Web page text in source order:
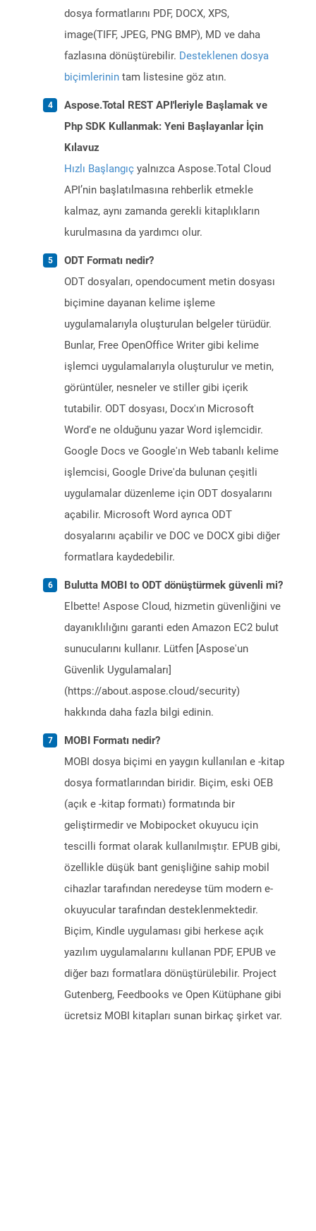
dosya formatlarını PDF, DOCX, XPS,
image(TIFF, JPEG, PNG BMP), MD ve daha
fazlasına dönüştürebilir. Desteklenen dosya
biçimlerinin tam listesine göz atın.
Aspose.Total REST API'leriyle Başlamak ve
Php SDK Kullanmak: Yeni Başlayanlar İçin
Kılavuz
Hızlı Başlangıç yalnızca Aspose.Total Cloud
API’nin başlatılmasına rehberlik etmekle
kalmaz, aynı zamanda gerekli kitaplıkların
kurulmasına da yardımcı olur.
ODT Formatı nedir?
ODT dosyaları, opendocument metin dosyası
biçimine dayanan kelime işleme
uygulamalarıyla oluşturulan belgeler türüdür.
Bunlar, Free OpenOffice Writer gibi kelime
işlemci uygulamalarıyla oluşturulur ve metin,
görüntüler, nesneler ve stiller gibi içerik
tutabilir. ODT dosyası, Docx'ın Microsoft
Word'e ne olduğunu yazar Word işlemcidir.
Google Docs ve Google'ın Web tabanlı kelime
işlemcisi, Google Drive'da bulunan çeşitli
uygulamalar düzenleme için ODT dosyalarını
açabilir. Microsoft Word ayrıca ODT
dosyalarını açabilir ve DOC ve DOCX gibi diğer
formatlara kaydedebilir.
Bulutta MOBI to ODT dönüştürmek güvenli mi?
Elbette! Aspose Cloud, hizmetin güvenliğini ve
dayanıklılığını garanti eden Amazon EC2 bulut
sunucularını kullanır. Lütfen [Aspose'un
Güvenlik Uygulamaları]
(https://about.aspose.cloud/security)
hakkında daha fazla bilgi edinin.
MOBI Formatı nedir?
MOBI dosya biçimi en yaygın kullanılan e -kitap
dosya formatlarından biridir. Biçim, eski OEB
(açık e -kitap formatı) formatında bir
geliştirmedir ve Mobipocket okuyucu için
tescilli format olarak kullanılmıştır. EPUB gibi,
özellikle düşük bant genişliğine sahip mobil
cihazlar tarafından neredeyse tüm modern e-
okuyucular tarafından desteklenmektedir.
Biçim, Kindle uygulaması gibi herkese açık
yazılım uygulamalarını kullanan PDF, EPUB ve
diğer bazı formatlara dönüştürülebilir. Project
Gutenberg, Feedbooks ve Open Kütüphane gibi
ücretsiz MOBI kitapları sunan birkaç şirket var.